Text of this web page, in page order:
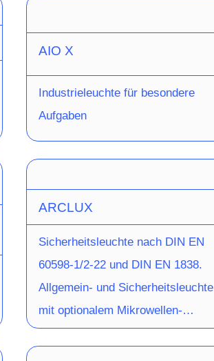
AIO X
Industrieleuchte für besondere
Aufgaben
ARCLUX
Sicherheitsleuchte nach DIN EN
60598-1/2-22 und DIN EN 1838.
Allgemein- und Sicherheitsleuchte
mit optionalem Mikrowellen-